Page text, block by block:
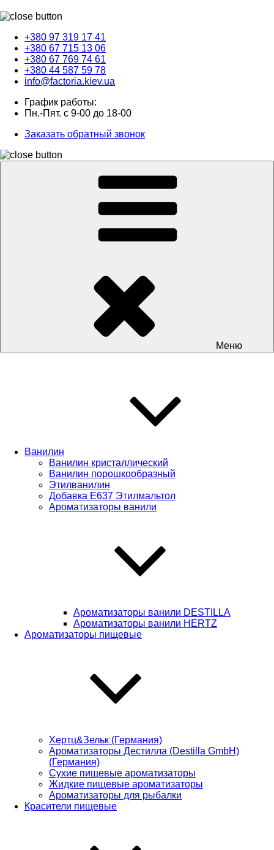
+380 97 319 17 41
+380 67 715 13 06
+380 67 769 74 61
+380 44 587 59 78
info@factoria.kiev.ua
График работы:
Пн.-Пят. с 9-00 до 18-00
Заказать обратный звонок
Меню
Ванилин
Ванилин кристаллический
Ванилин порошкообразный
Этилванилин
Добавка Е637 Этилмальтол
Ароматизаторы ванили
Ароматизаторы ванили DESTILLA
Ароматизаторы ванили HERTZ
Ароматизаторы пищевые
Хертц&Зельк (Германия)
Ароматизаторы Дестилла (Destilla GmbH)
(Германия)
Сухие пищевые ароматизаторы
Жидкие пищевые ароматизаторы
Ароматизаторы для рыбалки
Красители пищевые